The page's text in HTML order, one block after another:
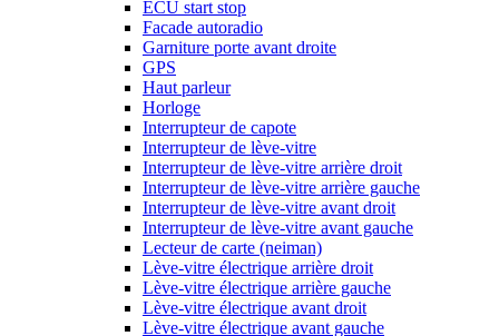
ECU start stop
Facade autoradio
Garniture porte avant droite
GPS
Haut parleur
Horloge
Interrupteur de capote
Interrupteur de lève-vitre
Interrupteur de lève-vitre arrière droit
Interrupteur de lève-vitre arrière gauche
Interrupteur de lève-vitre avant droit
Interrupteur de lève-vitre avant gauche
Lecteur de carte (neiman)
Lève-vitre électrique arrière droit
Lève-vitre électrique arrière gauche
Lève-vitre électrique avant droit
Lève-vitre électrique avant gauche